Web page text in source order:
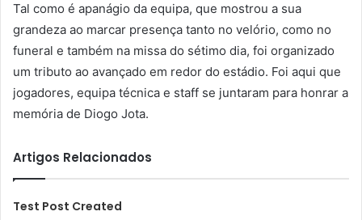
Tal como é apanágio da equipa, que mostrou a sua
grandeza ao marcar presença tanto no velório, como no
funeral e também na missa do sétimo dia, foi organizado
um tributo ao avançado em redor do estádio. Foi aqui que
jogadores, equipa técnica e staff se juntaram para honrar a
memória de Diogo Jota.
Artigos Relacionados
Test Post Created